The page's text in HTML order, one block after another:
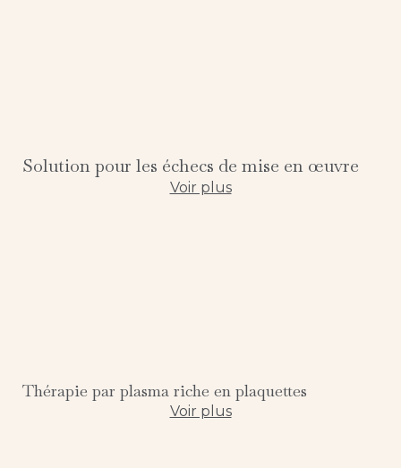
Solution pour les échecs de mise en œuvre
Voir plus
Thérapie par plasma riche en plaquettes
Voir plus